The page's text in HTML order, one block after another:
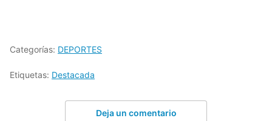
Categorías: DEPORTES
Etiquetas: Destacada
Deja un comentario